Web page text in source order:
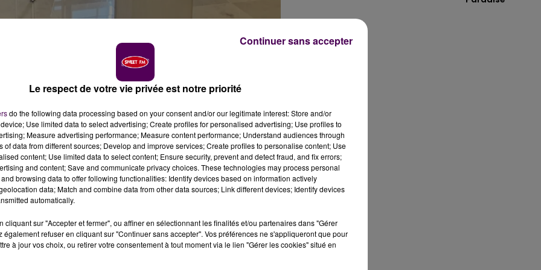
& Manon Foucault / crédit photo : Sweet FM
la Sarthe, l’homme accusé d’avoir tué un policier
part de ses regrets.
fait !": les mots forts entendus ce mardi 26 septembre au
accusé d’avoir tué un policier lors d’un contrôle routier
jour de son procès devant la cour d’assises de
avoir l’intention de faire du mal à quelqu’un..."assure-
geste qui a entrainé la mort du brigadier Éric Monroy:
me contrôler...".
:
Le respect de votre vie privée est notre priorité
do the following data processing based on your consent and/or our legitimate interest: Store and/or
Use limited data to select advertising; Create profiles for personalised advertising; Use profiles to
Measure advertising performance; Measure content performance; Understand audiences through
of data from different sources; Develop and improve services; Create profiles to personalise content; Use
content; Use limited data to select content; Ensure security, prevent and detect fraud, and fix errors;
and content; Save and communicate privacy choices. These technologies may process personal
browsing data to offer following functionalities: Identify devices based on information actively
data; Match and combine data from other data sources; Link different devices; Identify devices
automatically.
cliquant sur "Accepter et fermer", ou affiner en sélectionnant les finalités et/ou partenaires dans "Gérer
également refuser en cliquant sur "Continuer sans accepter". Vos préférences ne s'appliqueront que pour
à jour vos choix, ou retirer votre consentement à tout moment via le lien "Gérer les cookies" situé en
Continuer sans accepter